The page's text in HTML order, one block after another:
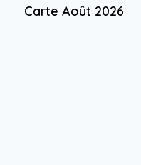
Carte Août 2026